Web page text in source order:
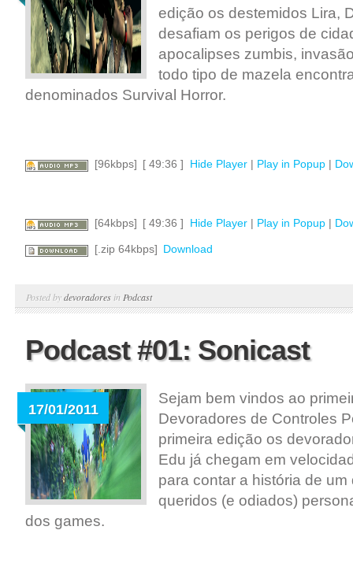
edição os destemidos Lira,
desafiam os perigos de
apocalipses zumbis,
todo tipo de mazela
denominados Survival Horror.
[96kbps] [ 49:36 ] Hide Player| Play in Popup|
[64kbps] [ 49:36 ] Hide Player| Play in Popup|
[.zip 64kbps] Download
Posted bydevoradores in Podcast
Podcast #01: Sonicast
17/01/2011
Sejam bem vindos ao
Devoradores de Controles
primeira edição os
Edu já chegam em
para contar a história de
queridos (e odiados)
dos games.